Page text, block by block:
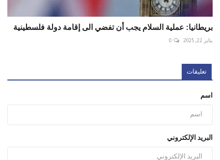
بريطانيا: عملية السلام يجب أن تفضي الى إقامة دولة فلسطينية
يناير 22, 2025 0
تعليقات
اسم
البريد الإلكتروني